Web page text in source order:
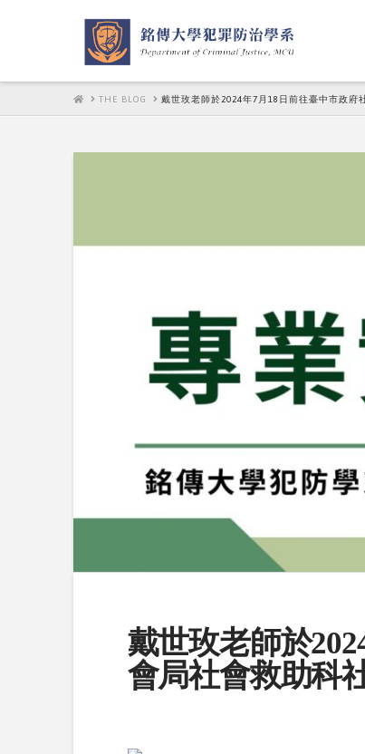
HOMETHE BLOG 戴世玫老師於2024年7月18日前往臺中市政府
戴世玫老師於
會局社會救助科